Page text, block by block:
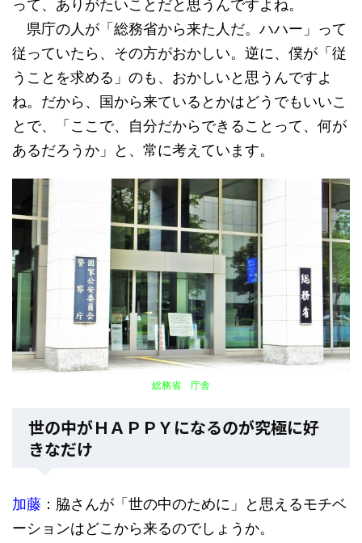
って、ありがたいことだと思うんですよね。
県庁の人が「総務省から来た人だ。ハハー」って
従っていたら、その方がおかしい。逆に、僕が「従
うことを求める」のも、おかしいと思うんですよ
ね。だから、国から来ているとかはどうでもいいこ
とで、「ここで、自分だからできることって、何が
あるだろうか」と、常に考えています。
総務省 庁舎
世の中がＨＡＰＰＹになるのが究極に好
きなだけ
加藤 ：脇さんが「世の中のために」と思えるモチベ
ーションはどこから来るのでしょうか。